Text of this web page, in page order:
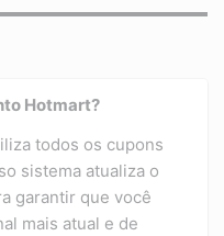
Hotmart?
todos os cupons
sistema atualiza o
garantir que você
mais atual e de